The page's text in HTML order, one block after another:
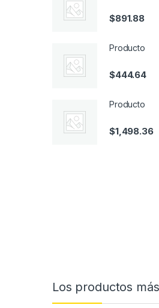
$891.88
Producto
$444.64
Producto
$1,498.36
Los productos